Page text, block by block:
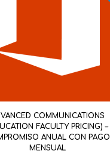
COMMUNICATIONS
FACULTY PRICING) –
ANUAL CON PAGO
MENSUAL